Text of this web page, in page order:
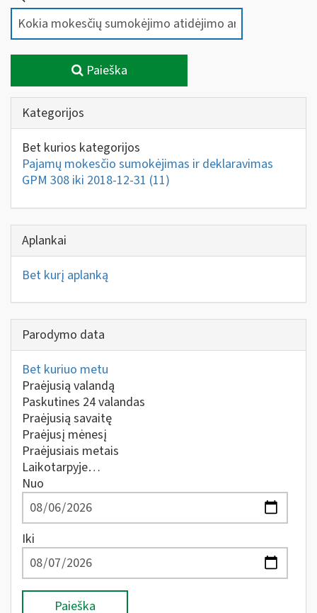
Paieška
Kategorijos
Bet kurios kategorijos
Pajamų mokesčio sumokėjimas ir deklaravimas
GPM 308 iki 2018-12-31 (11)
Aplankai
Bet kurį aplanką
Parodymo data
Bet kuriuo metu
Praėjusią valandą
Paskutines 24 valandas
Praėjusią savaitę
Praėjusį mėnesį
Praėjusiais metais
Laikotarpyje…
Nuo
Iki
Paieška